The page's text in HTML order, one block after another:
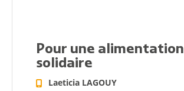
Pour une alimentation
solidaire
Laeticia LAGOUY